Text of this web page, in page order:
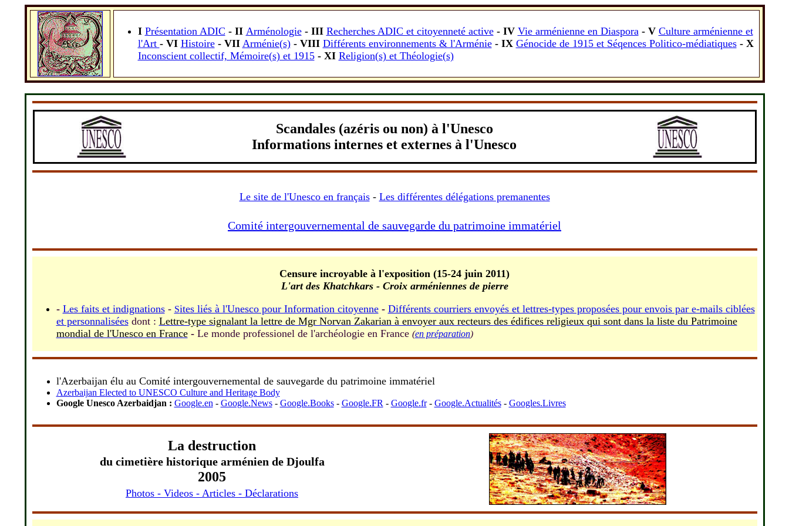
I Présentation ADIC - II Arménologie - III Recherches ADIC et citoyenneté active - IV Vie arménienne en Diaspora- V Culture arménienne et
l'Art - VI Histoire- VII Arménie(s)- VIII Différents environnements & l'Arménie - IX Génocide de 1915 et Séqences Politico-médiatiques - X
Inconscient collectif, Mémoire(s) et 1915 - XI Religion(s) et Théologie(s)
Scandales (azéris ou non) à l'Unesco
Informations internes et externes à l'Unesco
Le site de l'Unesco en français- Les différentes délégations premanentes
Comité intergouvernemental de sauvegarde du patrimoine immatériel
Censure incroyable à l'exposition (15-24 juin 2011)
L'art des Khatchkars - Croix arméniennes de pierre
- Les faits et indignations- Sites liés à l'Unesco pour Information citoyenne - Différents courriers envoyés et lettres-types proposées pour envois par e-mails ciblées
et personnalisées dont : Lettre-type signalant la lettre de Mgr Norvan Zakarian à envoyer aux recteurs des édifices religieux qui sont dans la liste du Patrimoine
mondial de l'Unesco en France- Le monde professionel de l'archéologie en France (en préparation)
l'Azerbaijan élu au Comité intergouvernemental de sauvegarde du patrimoine immatériel
Azerbaijan Elected to UNESCO Culture and Heritage Body
Google Unesco Azerbaidjan : Google.en - Google.News- Google.Books- Google.FR - Google.fr- Google.Actualités- Googles.Livres
La destruction
du cimetière historique arménien de Djoulfa
2005
Photos - Videos - Articles - Déclarations